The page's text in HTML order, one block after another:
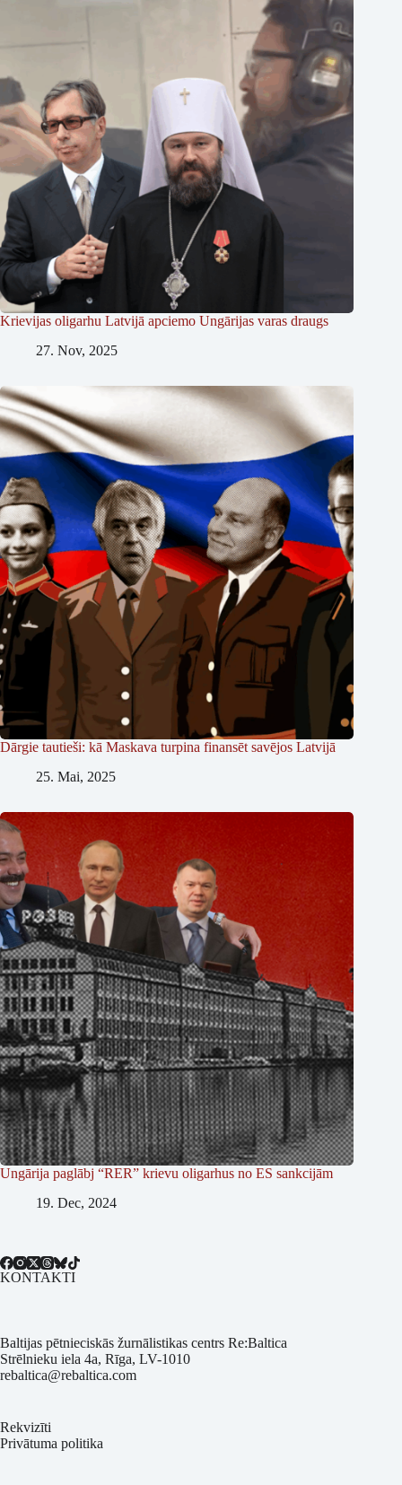
Krievijas oligarhu Latvijā apciemo Ungārijas varas draugs
27. Nov, 2025
Dārgie tautieši: kā Maskava turpina finansēt savējos Latvijā
25. Mai, 2025
Ungārija paglābj “RER” krievu oligarhus no ES sankcijām
19. Dec, 2024
KONTAKTI
Baltijas pētnieciskās žurnālistikas centrs Re:Baltica
Strēlnieku iela 4a, Rīga, LV-1010
rebaltica@rebaltica.com
Rekvizīti
Privātuma politika